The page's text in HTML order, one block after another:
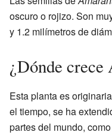
oscuro o rojizo. Son
y 1.2 milímetros de
¿Dónde crece
Esta planta es
el tiempo, se ha
partes del mundo, como